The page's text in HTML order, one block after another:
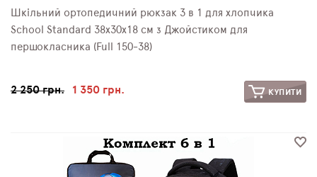
Шкільний ортопедичний рюкзак 3 в 1 для хлопчика
School Standard 38х30х18 см з Джойстиком для
першокласника (Full 150-38)
2 250 грн. 1 350 грн. КУПИТИ